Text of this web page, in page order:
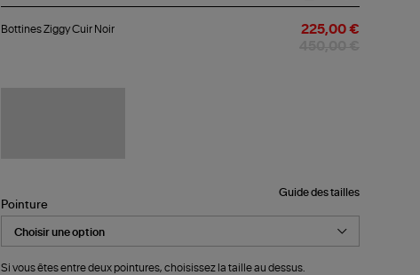
Ziggy
Bottines Ziggy Cuir Noir 225,00 €
Guide des tailles
Pointure
Si vous êtes entre deux pointures, choisissez la taille au dessus.